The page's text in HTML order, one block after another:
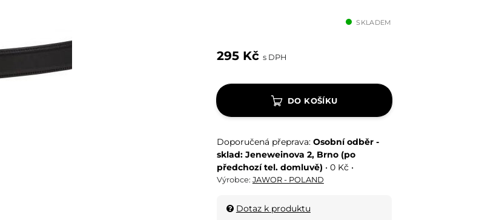
SKLADEM
295 Kč s DPH
DO KOŠÍKU
Osobní odběr -
sklad: Jeneweinova 2, Brno (po
předchozí tel. domluvě) • 0 Kč •
Výrobce: JAWOR - POLAND
Dotaz k produktu